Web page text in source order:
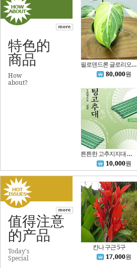
特色的
商品
How
about?
필로덴드론 글로리오섬 바리에가타B4390-동일품배송,무료배송,높이 16cm,너비 19cm
80,000원
튼튼한 고추지지대 오이지지대 식물지지대 코팅지지대 10개 묶음 심폴
10,000원
值得注意
的产品
Today's
Special
칸나 구근 5구
17,000원